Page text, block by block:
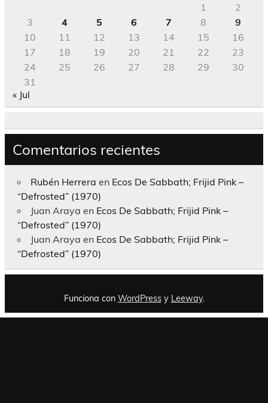
1
2
3
4 5 6 7 8
9
10
11 12 13 14 15
16
17
18 19 20 21 22
23
24
25 26 27 28 29
30
31
« Jul
Comentarios recientes
Rubén Herrera en Ecos De Sabbath; Frijid Pink –
“Defrosted” (1970)
Juan Araya en Ecos De Sabbath; Frijid Pink –
“Defrosted” (1970)
Juan Araya en Ecos De Sabbath; Frijid Pink –
“Defrosted” (1970)
Funciona con WordPressy Leeway.